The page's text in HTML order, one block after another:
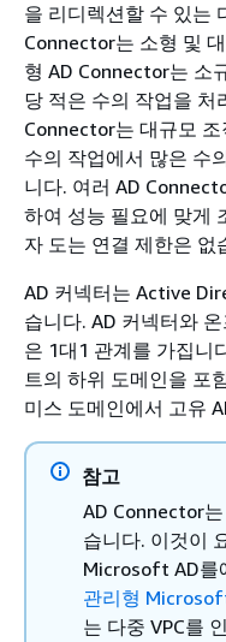
을 리디렉션할 수 있는
Connector는 소형 및
형 AD Connector는 소
당 적은 수의 작업을 처
Connector는 대규모
수의 작업에서 많은 수
니다. 여러 AD
하여 성능 필요에 맞게
자 도는 연결 제한은 없
AD 커넥터는 Active
습니다. AD 커넥터와
은 1대1 관계를 가집니
트의 하위 도메인을 포
미스 도메인에서 고유
참고
AD Connector
습니다. 이것이
Microsoft AD를
관리형
는 다중 VPC를